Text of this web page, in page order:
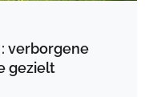
verborgene
gezielt